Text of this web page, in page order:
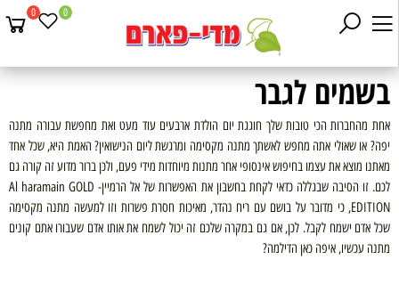
0 0
בשמים לגבר
אחת מהחברות הכי טובות שלך חוגגת יום הולדת ארבעים עוד מעט ואת מחפשת עבורה מתנה
יפה? או שאולי אתה מחפש לאשתך מתנה מקסימה ומרגשת ליום הנישואין? האמת היא, שכל אחד
מאתנו מוצא את עצמו בחיפוש אינסופי אחר מתנות מיוחדות מידי פעם, ולכן ברור מדוע זה קורה גם
לכם. זו הסיבה שבגללה כדאי לקחת בחשבון את האפשרות של אל הרמיין- Al haramain GOLD
EDITION, כי מדובר על בושם עם ריח נהדר, מאיכות חסרת פשרות וזו למעשה מתנה מקסימה
שכל אדם ישמח לקבל. לכן, אם גם במקרה שלכם זה יכול לשמח את אותו אדם שעבורו אתם קונים
מתנה עכשיו, איפה כאן הדילמה?